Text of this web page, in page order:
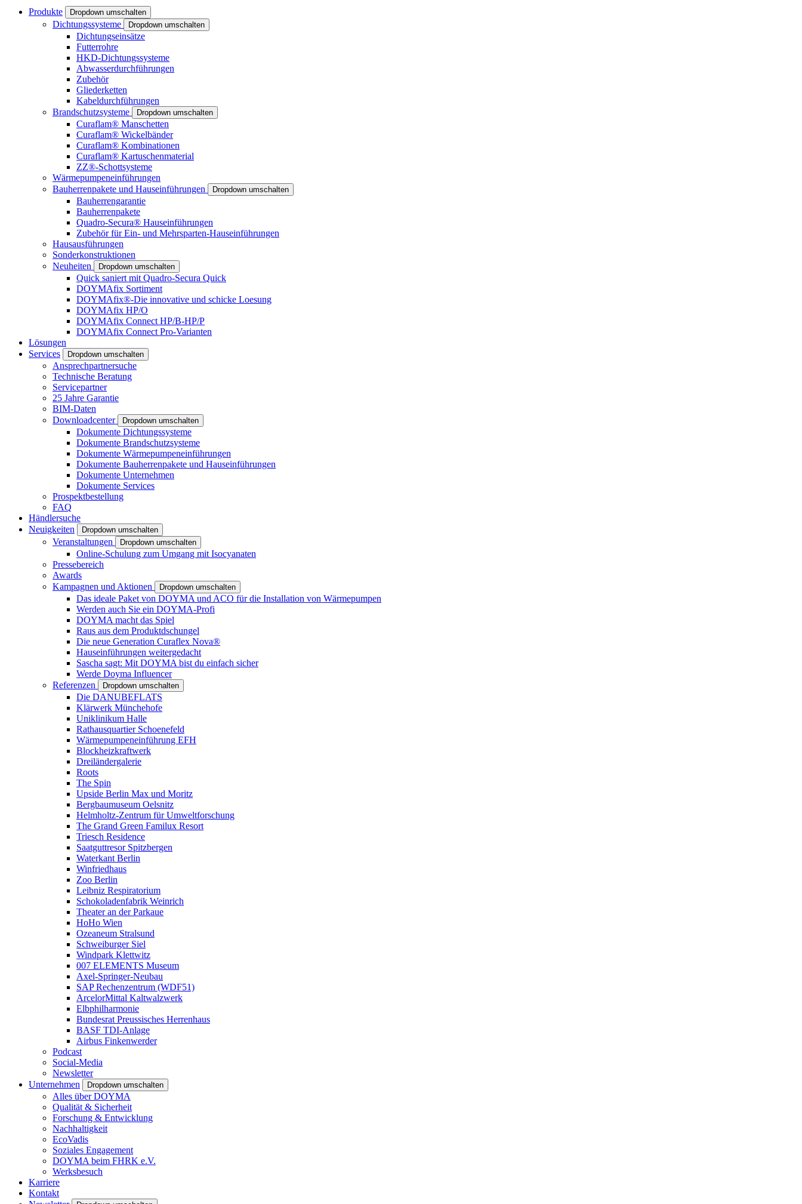
Produkte Dropdown umschalten
Dichtungssysteme Dropdown umschalten
Dichtungseinsätze
Futterrohre
HKD-Dichtungssysteme
Abwasserdurchführungen
Zubehör
Gliederketten
Kabeldurchführungen
Brandschutzsysteme
Dropdown umschalten
Curaflam® Manschetten
Curaflam® Wickelbänder
Curaflam® Kombinationen
Curaflam® Kartuschenmaterial
ZZ®-Schottsysteme
Wärmepumpeneinführungen
Bauherrenpakete und Hauseinführungen
Dropdown umschalten
Bauherrengarantie
Bauherrenpakete
Quadro-Secura® Hauseinführungen
Zubehör für Ein- und Mehrsparten-Hauseinführungen
Hausausführungen
Sonderkonstruktionen
Neuheiten
Dropdown umschalten
Quick saniert mit Quadro-Secura Quick
DOYMAfix Sortiment
DOYMAfix®-Die innovative und schicke Loesung
DOYMAfix HP/O
DOYMAfix Connect HP/B-HP/P
DOYMAfix Connect Pro-Varianten
Lösungen
Services
Dropdown umschalten
Ansprechpartnersuche
Technische Beratung
Servicepartner
25 Jahre Garantie
BIM-Daten
Downloadcenter
Dropdown umschalten
Dokumente Dichtungssysteme
Dokumente Brandschutzsysteme
Dokumente Wärmepumpeneinführungen
Dokumente Bauherrenpakete und Hauseinführungen
Dokumente Unternehmen
Dokumente Services
Prospektbestellung
FAQ
Händlersuche
Neuigkeiten
Dropdown umschalten
Veranstaltungen Dropdown umschalten
Online-Schulung zum Umgang mit Isocyanaten
Pressebereich
Awards
Kampagnen und Aktionen
Dropdown umschalten
Das ideale Paket von DOYMA und ACO für die Installation von Wärmepumpen
Werden auch Sie ein DOYMA-Profi
DOYMA macht das Spiel
Raus aus dem Produktdschungel
Die neue Generation Curaflex Nova®
Hauseinführungen weitergedacht
Sascha sagt: Mit DOYMA bist du einfach sicher
Werde Doyma Influencer
Referenzen
Dropdown umschalten
Die DANUBEFLATS
Klärwerk Münchehofe
Uniklinikum Halle
Rathausquartier Schoenefeld
Wärmepumpeneinführung EFH
Blockheizkraftwerk
Dreiländergalerie
Roots
The Spin
Upside Berlin Max und Moritz
Bergbaumuseum Oelsnitz
Helmholtz-Zentrum für Umweltforschung
The Grand Green Familux Resort
Triesch Residence
Saatguttresor Spitzbergen
Waterkant Berlin
Winfriedhaus
Zoo Berlin
Leibniz Respiratorium
Schokoladenfabrik Weinrich
Theater an der Parkaue
HoHo Wien
Ozeaneum Stralsund
Schweiburger Siel
Windpark Klettwitz
007 ELEMENTS Museum
Axel-Springer-Neubau
SAP Rechenzentrum (WDF51)
ArcelorMittal Kaltwalzwerk
Elbphilharmonie
Bundesrat Preussisches Herrenhaus
BASF TDI-Anlage
Airbus Finkenwerder
Podcast
Social-Media
Newsletter
Unternehmen
Dropdown umschalten
Alles über DOYMA
Qualität & Sicherheit
Forschung & Entwicklung
Nachhaltigkeit
EcoVadis
Soziales Engagement
DOYMA beim FHRK e.V.
Werksbesuch
Karriere
Kontakt